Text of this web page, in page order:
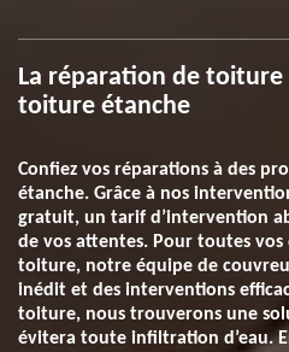
La réparation de toiture
toiture étanche
Confiez vos réparations à des
étanche. Grâce à nos
gratuit, un tarif d’intervention
de vos attentes. Pour toutes
toiture, notre équipe de
inédit et des interventions
toiture, nous trouverons une
évitera toute infiltration d’eau.